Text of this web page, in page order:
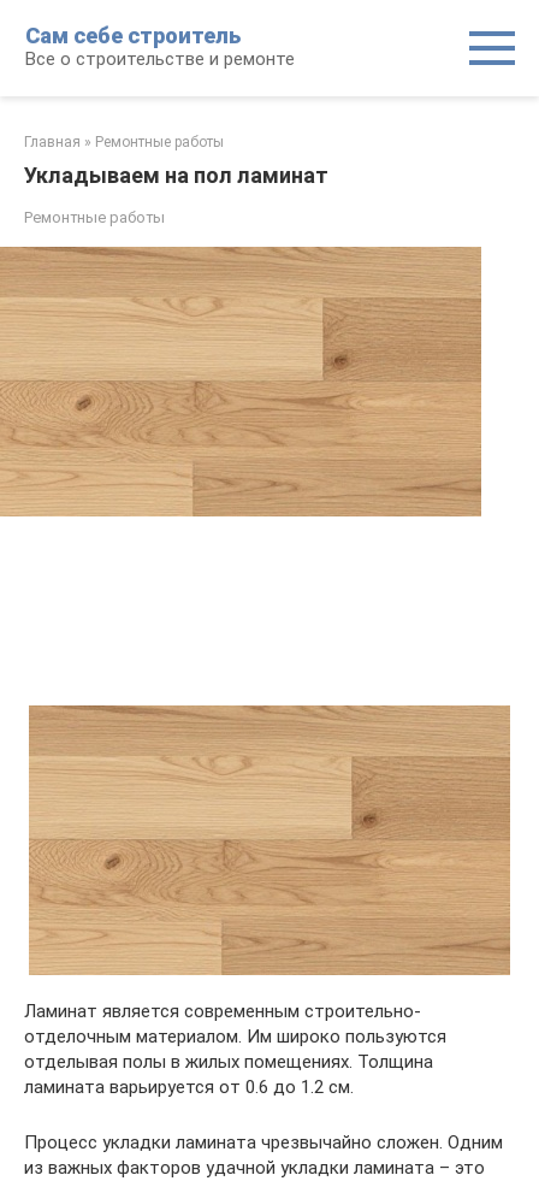
контенту
Сам себе строитель
Все о строительстве и ремонте
Главная » Ремонтные работы
Укладываем на пол ламинат
Ремонтные работы
Ламинат является современным строительно-
отделочным материалом. Им широко пользуются
отделывая полы в жилых помещениях. Толщина
ламината варьируется от 0.6 до 1.2 см.
Процесс укладки ламината чрезвычайно сложен. Одним
из важных факторов удачной укладки ламината – это